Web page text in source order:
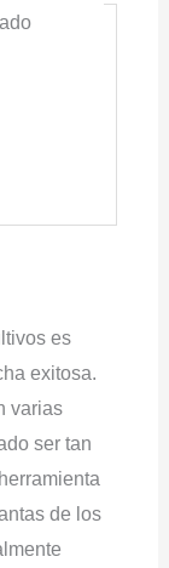
es
exitosa.
varias
ser tan
de los